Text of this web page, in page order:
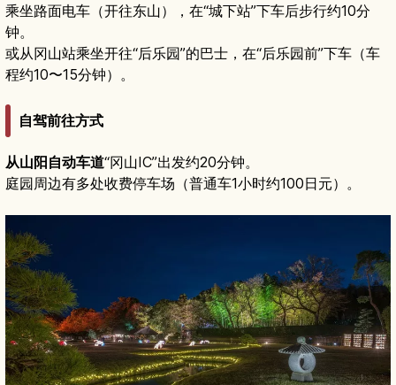
乘坐路面电车（开往东山），在“城下站”下车后步行约10分
钟。
或从冈山站乘坐开往“后乐园”的巴士，在“后乐园前”下车（车
程约10〜15分钟）。
自驾前往方式
从山阳自动车道“冈山IC”出发约20分钟。
庭园周边有多处收费停车场（普通车1小时约100日元）。